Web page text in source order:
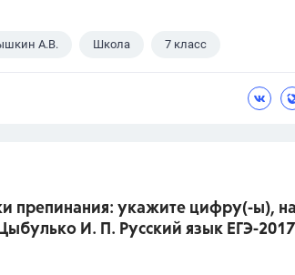
А.В. Школа 7 класс
препинания: укажите цифру(-ы),
И. П. Русский язык ЕГЭ-